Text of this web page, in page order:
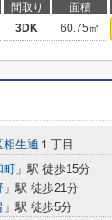
間取り 面積
3DK 60.75㎡
相生通 １丁目
町 」駅 徒歩15分
」駅 徒歩21分
」駅 徒歩5分